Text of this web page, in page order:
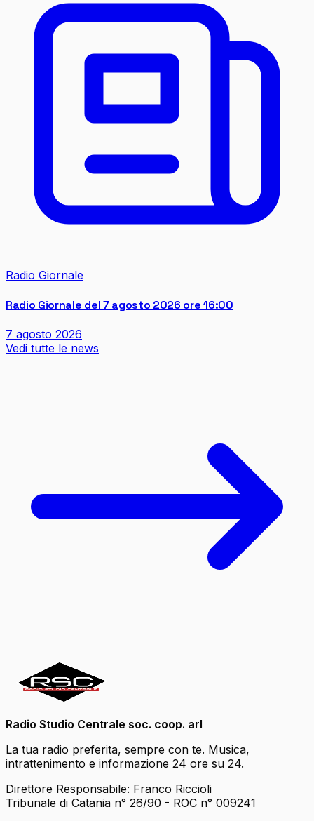
Radio Giornale
Radio Giornale del 7 agosto 2026 ore 16:00
7 agosto 2026
Vedi tutte le news
Radio Studio Centrale soc. coop. arl
La tua radio preferita, sempre con te. Musica,
intrattenimento e informazione 24 ore su 24.
Direttore Responsabile: Franco Riccioli
Tribunale di Catania n° 26/90 - ROC n° 009241